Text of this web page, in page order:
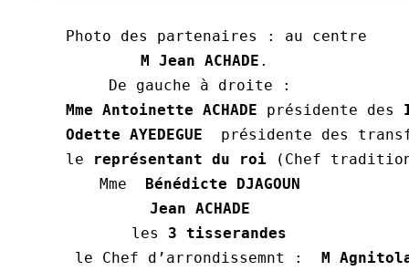
Photo des partenaires : au centre
M Jean ACHADE .
De gauche à droite :
Mme Antoinette ACHADE présidente des
Odette AYEDEGUE présidente des
le
représentant du roi (Chef
Mme Bénédicte DJAGOUN
Jean ACHADE
les 3 tisserandes
le Chef d’arrondissemnt : M Agnitola